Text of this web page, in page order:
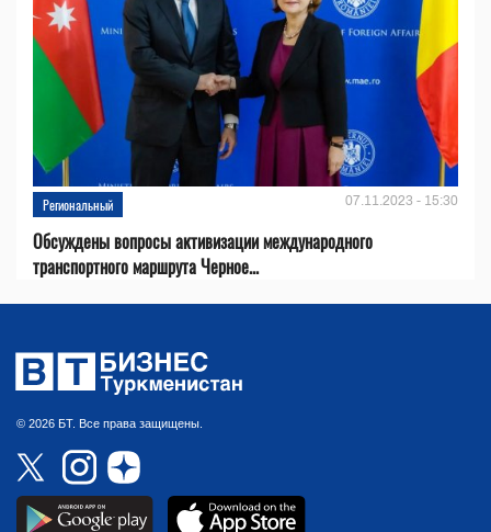
Региональный 07.11.2023 - 15:30
Обсуждены вопросы активизации международного
транспортного маршрута Черное...
© 2026 БТ. Все права защищены.